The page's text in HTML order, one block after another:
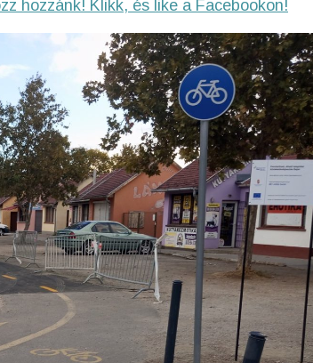
hozzánk! Klikk, és like a Facebookon!